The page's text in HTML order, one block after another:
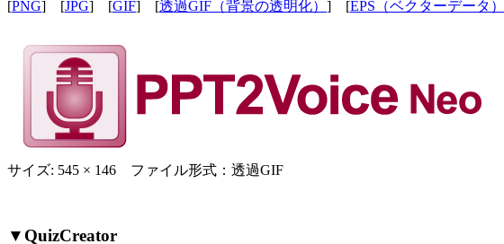
[PNG] [JPG] [GIF] [透過GIF（背景の透明化） ] [EPS（ベクターデータ）
サイズ: 545 × 146 ファイル形式：透過GIF
▼QuizCreator